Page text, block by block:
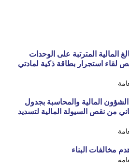
المالية المترتبة على الوحدات
لقاء استجرار بطاقة ذكية لمادتي
المالية والمحاسبة بجدول
من نقص السيولة المالية لتسديد
مخالفات البناء